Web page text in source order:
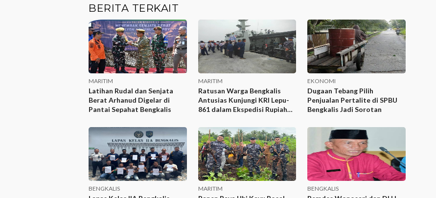
BERITA TERKAIT
MARITIM
Latihan Rudal dan Senjata
Berat Arhanud Digelar di
Pantai Sepahat Bengkalis
MARITIM
Ratusan Warga Bengkalis
Antusias Kunjungi KRI Lepu-
861 dalam Ekspedisi Rupiah
EKONOMI
Dugaan Tebang Pilih
Penjualan Pertalite di SPBU
Bengkalis Jadi Sorotan
BENGKALIS MARITIM BENGKALIS